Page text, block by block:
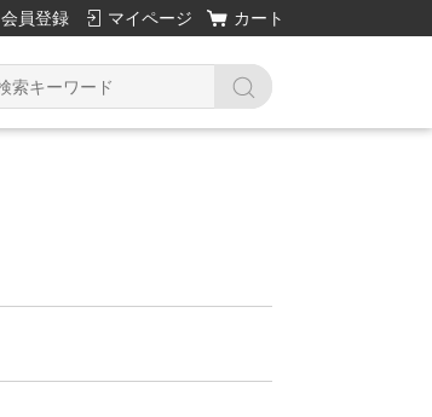
会員登録 マイページ カート